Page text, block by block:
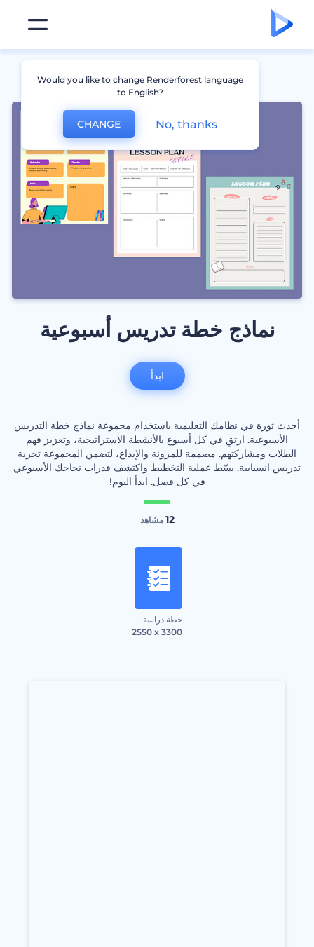
نماذج خطة تدريس أسبوعية
أحدث ثورة في نظامك التعليمية باستخدام مجموعة نماذج خطة التدريس
الأسبوعية. ارتقِ في كل أسبوع بالأنشطة الاستراتيجية، وتعزيز فهم
الطلاب ومشاركتهم. مصممة للمرونة والإبداع، لتضمن المجموعة تجربة
تدريس انسيابية. بسّط عملية التخطيط واكتشف قدرات نجاحك الأسبوعي
في كل فصل. ابدأ اليوم!
12 مشاهد
خطة دراسة
2550 x 3300
ابدأ
Would you like to change Renderforest language
to English?
CHANGE No, thanks